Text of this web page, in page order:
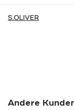
S.OLIVER
Andere